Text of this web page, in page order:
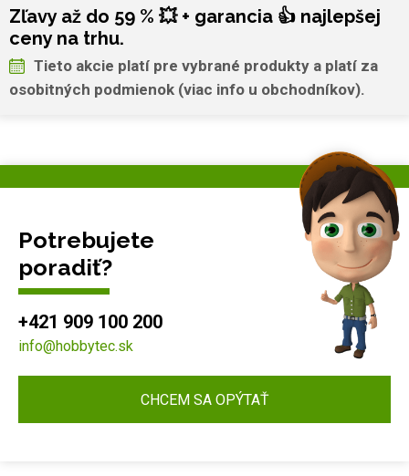
Zľavy až do 59 % 💥 + garancia 👍 najlepšej
ceny na trhu.
Tieto akcie platí pre vybrané produkty a platí za
osobitných podmienok (viac info u obchodníkov).
Potrebujete
poradiť?
+421 909 100 200
info@hobbytec.sk
CHCEM SA OPÝTAŤ